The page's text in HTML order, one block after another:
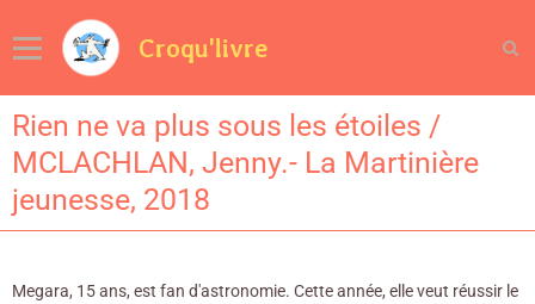
Croqu'livre
Rien ne va plus sous les étoiles /
MCLACHLAN, Jenny.- La Martinière
jeunesse, 2018
Megara, 15 ans, est fan d'astronomie. Cette année, elle veut réussir le